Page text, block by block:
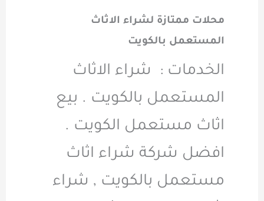
محلات ممتازة لشراء الاثاث
المستعمل بالكويت
الخدمات : شراء الاثاث
المستعمل بالكويت . بيع
اثاث مستعمل الكويت .
افضل شركة شراء اثاث
مستعمل بالكويت , شراء